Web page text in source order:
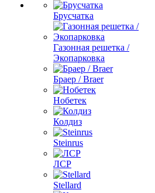
Брусчатка
Газонная решетка /
Экопарковка
Браер / Braer
Нобетек
Колдиз
Steinrus
ЛСР
Stellard